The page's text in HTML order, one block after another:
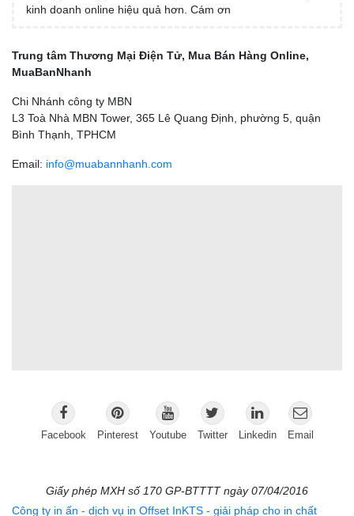
kinh doanh online hiệu quả hơn. Cám ơn
Trung tâm Thương Mại Điện Tử, Mua Bán Hàng Online,
MuaBanNhanh
Chi Nhánh công ty MBN
L3 Toà Nhà MBN Tower, 365 Lê Quang Định, phường 5, quận
Bình Thạnh, TPHCM
Email: info@muabannhanh.com
Facebook Pinterest Youtube Twitter Linkedin Email
Giấy phép MXH số 170 GP-BTTTT ngày 07/04/2016
Công ty in ấn - dịch vụ in Offset InKTS - giải pháp cho in chất